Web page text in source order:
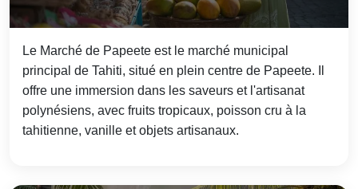
Le Marché de Papeete est le marché municipal
principal de Tahiti, situé en plein centre de Papeete. Il
offre une immersion dans les saveurs et l'artisanat
polynésiens, avec fruits tropicaux, poisson cru à la
tahitienne, vanille et objets artisanaux.